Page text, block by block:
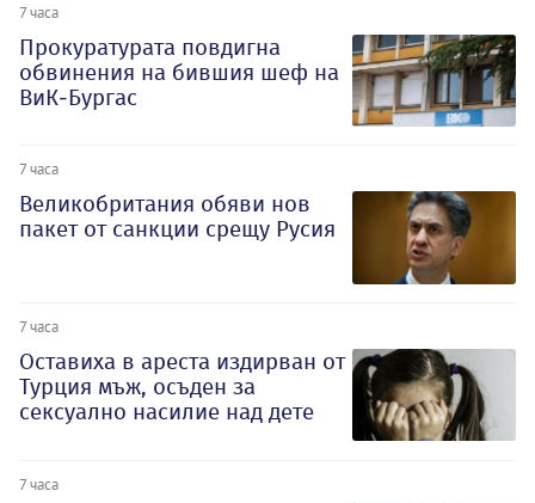
7 часа
Прокуратурата повдигна
обвинения на бившия шеф на
ВиК-Бургас
7 часа
Великобритания обяви нов
пакет от санкции срещу Русия
7 часа
Оставиха в ареста издирван от
Турция мъж, осъден за
сексуално насилие над дете
7 часа